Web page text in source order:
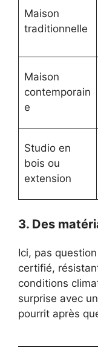
Maison
traditionnelle
Maison
contemporain
e
Studio en
bois ou
extension
3. Des
Ici, pas
certifié,
conditions
surprise avec
pourrit après